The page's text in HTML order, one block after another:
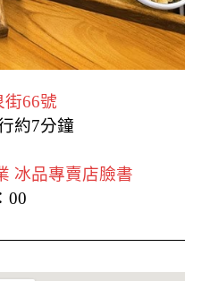
街66號
約7分鐘
冰品專賣店臉書
00